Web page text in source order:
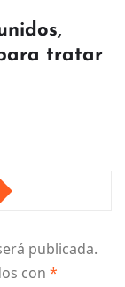
tratar
publicada.
con *